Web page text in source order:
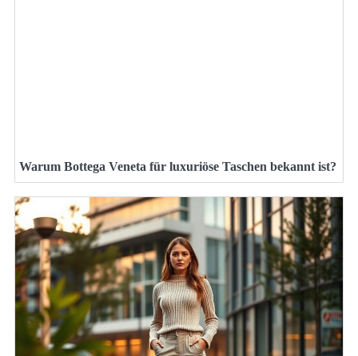
Warum Bottega Veneta für luxuriöse Taschen bekannt ist?